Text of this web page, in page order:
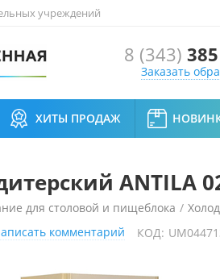
учреждений
8 (343)
Заказать
ХИТЫ ПРОДАЖ
ANTILA
для столовой и пищеблока /
02 SCA (вращающиеся полки,
комментарий КОД: